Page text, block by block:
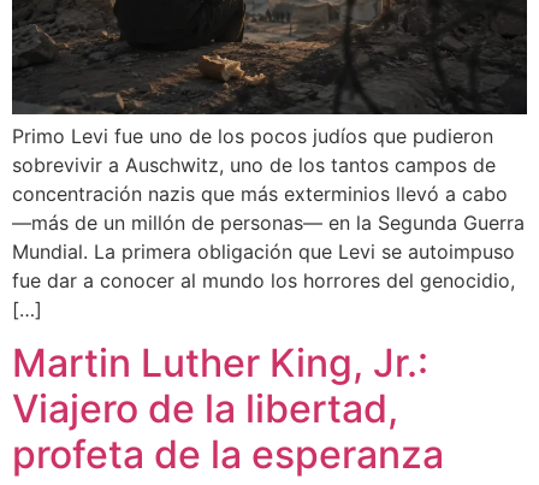
Primo Levi fue uno de los pocos judíos que pudieron
sobrevivir a Auschwitz, uno de los tantos campos de
concentración nazis que más exterminios llevó a cabo
—más de un millón de personas— en la Segunda Guerra
Mundial. La primera obligación que Levi se autoimpuso
fue dar a conocer al mundo los horrores del genocidio,
[…]
Martin Luther King, Jr.:
Viajero de la libertad,
profeta de la esperanza